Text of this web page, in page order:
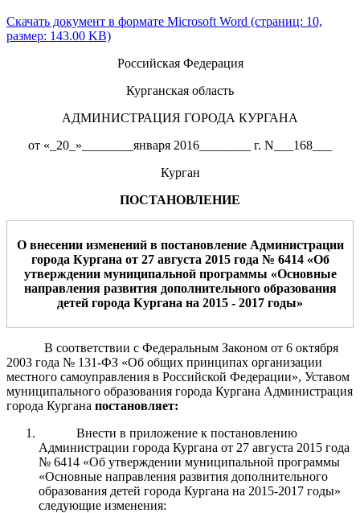
Скачать документ в формате Microsoft Word (страниц: 10,
размер: 143.00 KB)
Российская Федерация
Курганская область
АДМИНИСТРАЦИЯ ГОРОДА КУРГАНА
от «_20_»________января 2016________ г. N___168___
Курган
ПОСТАНОВЛЕНИЕ
О внесении изменений в постановление Администрации
города Кургана от 27 августа 2015года № 6414«Об
утверждении муниципальнойпрограммы «Основные
направления развития дополнительногообразования
детей города Кургана на 2015 - 2017 годы»
В соответствии с Федеральным Законом от 6 октября
2003 года № 131-ФЗ «Об общих принципах организации
местного самоуправления в Российской Федерации», Уставом
муниципального образования города Кургана Администрация
города Кургана постановляет:
Внести в приложение к постановлению
Администрации города Кургана от 27 августа 2015 года
№ 6414 «Об утверждении муниципальной программы
«Основные направления развития дополнительного
образования детей города Кургана на 2015-2017 годы»
следующие изменения: